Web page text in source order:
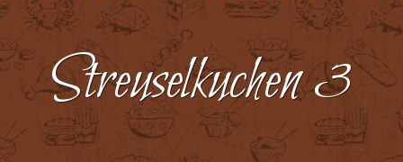
Streuselkuchen 3